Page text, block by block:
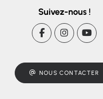
Suivez-nous !
NOUS CONTACTER